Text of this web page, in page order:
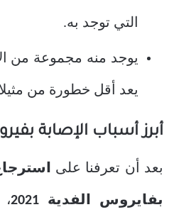
التي توجد به.
يوجد منه مجموعة من
يعد أقل خطورة من
أبرز أسباب الإصابة بفيروس
بعد أن تعرفنا على
بفايروس الفدية 2021